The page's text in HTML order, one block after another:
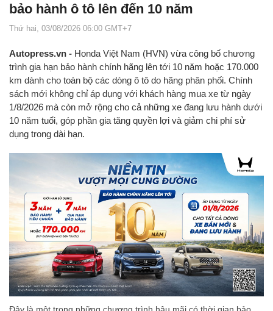
bảo hành ô tô lên đến 10 năm
Thứ hai, 03/08/2026 06:00 GMT+7
Autopress.vn - Honda Việt Nam (HVN) vừa công bố chương
trình gia hạn bảo hành chính hãng lên tới 10 năm hoặc 170.000
km dành cho toàn bộ các dòng ô tô do hãng phân phối. Chính
sách mới không chỉ áp dụng với khách hàng mua xe từ ngày
1/8/2026 mà còn mở rộng cho cả những xe đang lưu hành dưới
10 năm tuổi, góp phần gia tăng quyền lợi và giảm chi phí sử
dụng trong dài hạn.